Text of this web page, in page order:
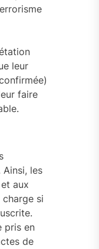
leur
faire
les
aux
si
pris en
de